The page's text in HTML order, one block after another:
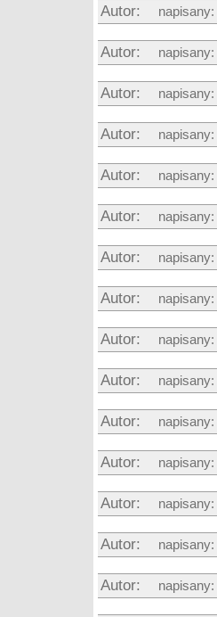
Autor: napisany:
Autor: napisany:
Autor: napisany:
Autor: napisany:
Autor: napisany:
Autor: napisany:
Autor: napisany:
Autor: napisany:
Autor: napisany:
Autor: napisany:
Autor: napisany:
Autor: napisany:
Autor: napisany:
Autor: napisany:
Autor: napisany: